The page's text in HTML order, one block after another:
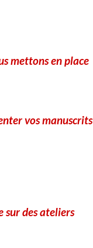
mettons en place
vos manuscrits
sur des ateliers